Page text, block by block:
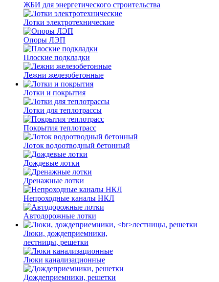
ЖБИ для энергетического строительства
Лотки электротехнические
Опоры ЛЭП
Плоские подкладки
Лежни железобетонные
Лотки и покрытия
Лотки для теплотрассы
Покрытия теплотрасс
Лоток водоотводный бетонный
Дождевые лотки
Дренажные лотки
Непроходные каналы НКЛ
Автодорожные лотки
Люки, дождеприемники,
лестницы, решетки
Люки канализационные
Дождеприемники, решетки